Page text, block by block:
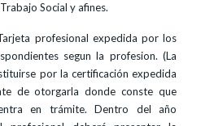
Social y afines.
profesional expedida por los
segun la profesion. (La
por la certificación expedida
de otorgarla donde conste que
en trámite. Dentro del año